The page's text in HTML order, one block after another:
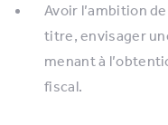
Avoir l’ambition
titre, envisager
menant à
fiscal.